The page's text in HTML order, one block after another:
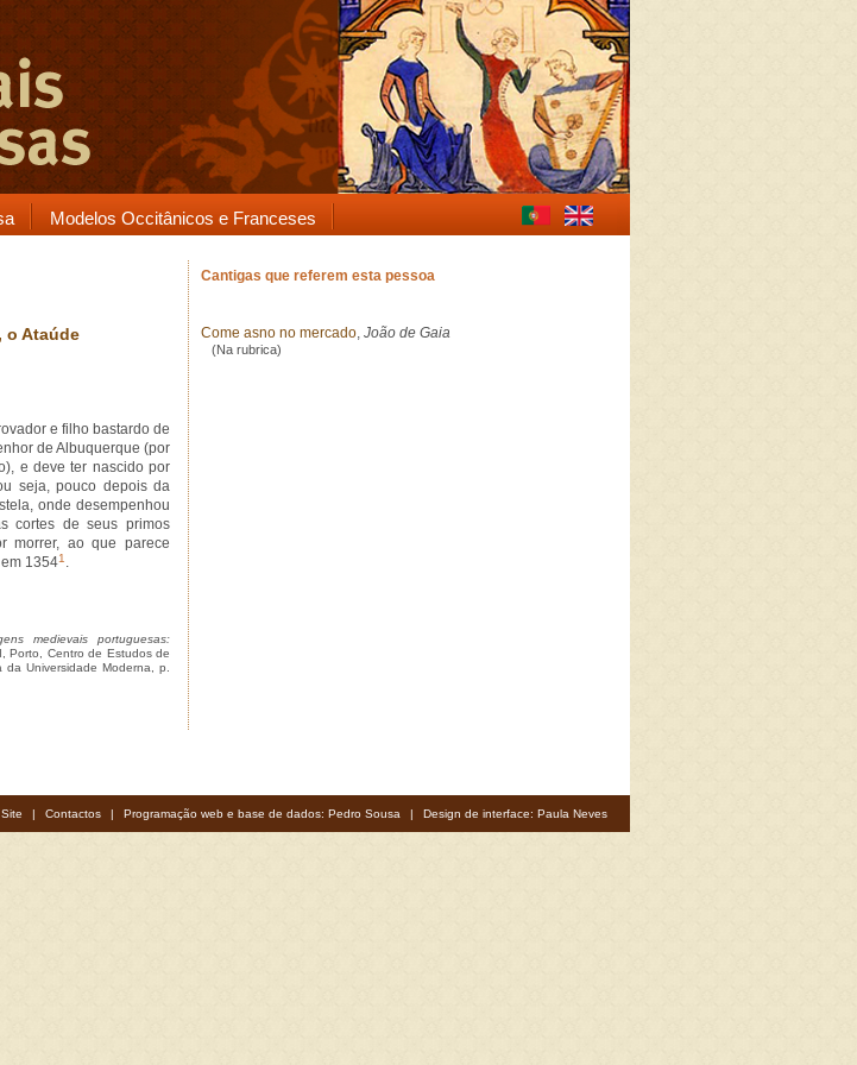
Modelos Occitânicos e Franceses
o Ataúde
e filho bastardo de
de Albuquerque (por
e deve ter nascido por
seja, pouco depois da
onde desempenhou
cortes de seus primos
morrer, ao que parece
13541 .
medievais portuguesas:
I, Porto, Centro de Estudos de
Universidade Moderna, p.
Cantigas que referem esta pessoa
Come asno no mercado, João de Gaia
(Na rubrica)
| Contactos | Programação web e base de dados: Pedro Sousa | Design de interface: Paula Neves